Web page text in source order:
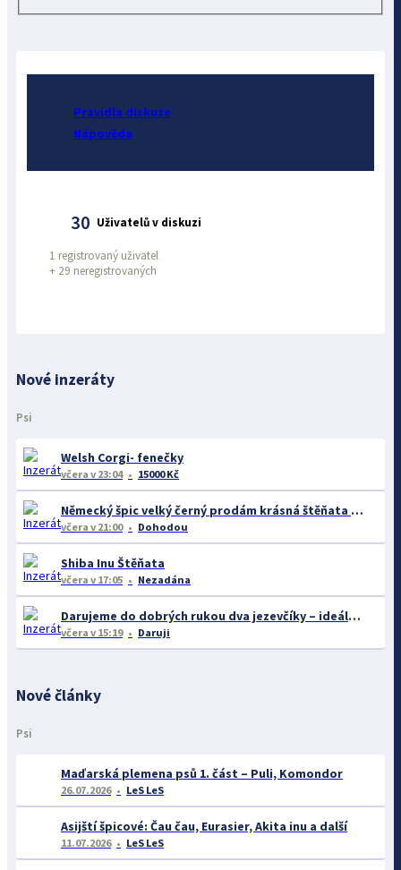
Pravidla diskuze
Nápověda
30 Uživatelů v diskuzi
1 registrovaný uživatel
+ 29 neregistrovaných
Nové inzeráty
Psi
Welsh Corgi- fenečky
včera v 23:04 15000 Kč
Německý špic velký černý prodám krásná štěňata s PP - rarita
včera v 21:00 Dohodou
Shiba Inu Štěňata
včera v 17:05 Nezadána
Darujeme do dobrých rukou dva jezevčíky – ideálně společně
včera v 15:19 Daruji
Nové články
Psi
Maďarská plemena psů 1. část – Puli, Komondor
26.07.2026 LeS LeS
Asijští špicové: Čau čau, Eurasier, Akita inu a další
11.07.2026 LeS LeS